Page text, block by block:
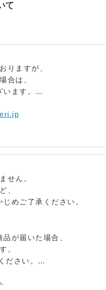
て
りますが、
合は、
ます。
場合がございます。
せん。
、
めご了承ください。
が届いた場合、
。
さい。